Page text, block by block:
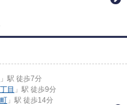
」駅 徒歩7分
目 」駅 徒歩9分
」駅 徒歩14分